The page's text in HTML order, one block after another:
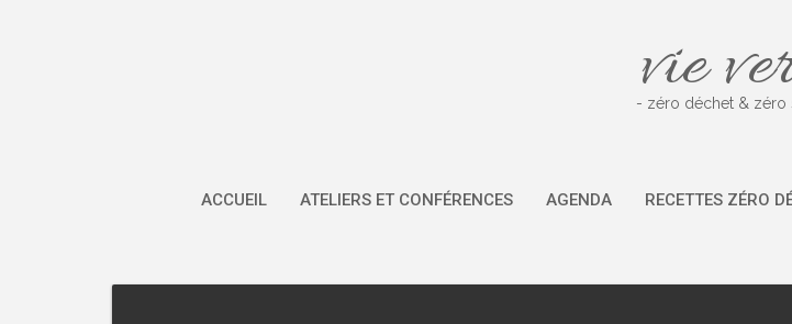
vie
- zéro déchet & zéro
ACCUEIL ATELIERS ET CONFÉRENCES AGENDA RECETTES ZÉRO